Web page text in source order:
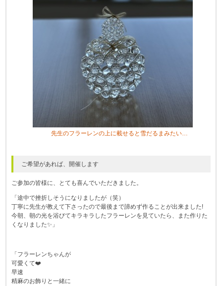
先生のフラーレンの上に載せると雪だるまみたい…
ご希望があれば、開催します
ご参加の皆様に、とても喜んでいただきました。
「途中で挫折しそうになりましたが（笑）
丁寧に先生が教えて下さったので最後まで諦めず作ることが出来ました!
今朝、朝の光を浴びてキラキラしたフラーレンを見ていたら、また作りた
くなりました✨」
「フラーレンちゃんが
可愛くて❤️
早速
精麻のお飾りと一緒に